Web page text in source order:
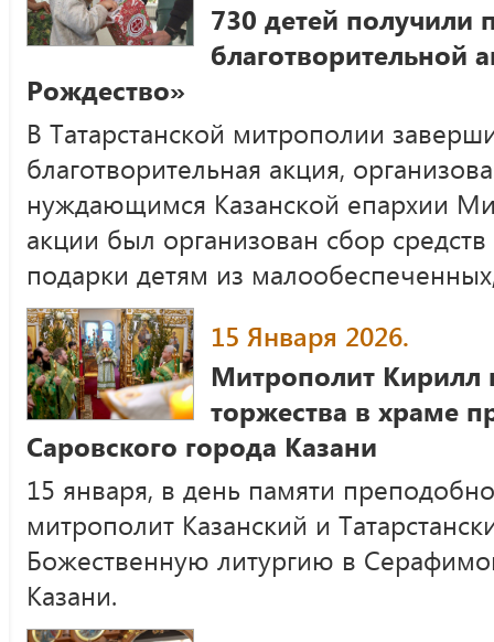
730 детей получили
благотворительной
Рождество»
В Татарстанской митрополии
благотворительная акция,
нуждающимся Казанской епархии
акции был организован сбор
подарки детям из
15 Января 2026.
Митрополит Кирилл
торжества в храме
Саровского города Казани
15 января, в день памяти
митрополит Казанский и
Божественную литургию в
Казани.